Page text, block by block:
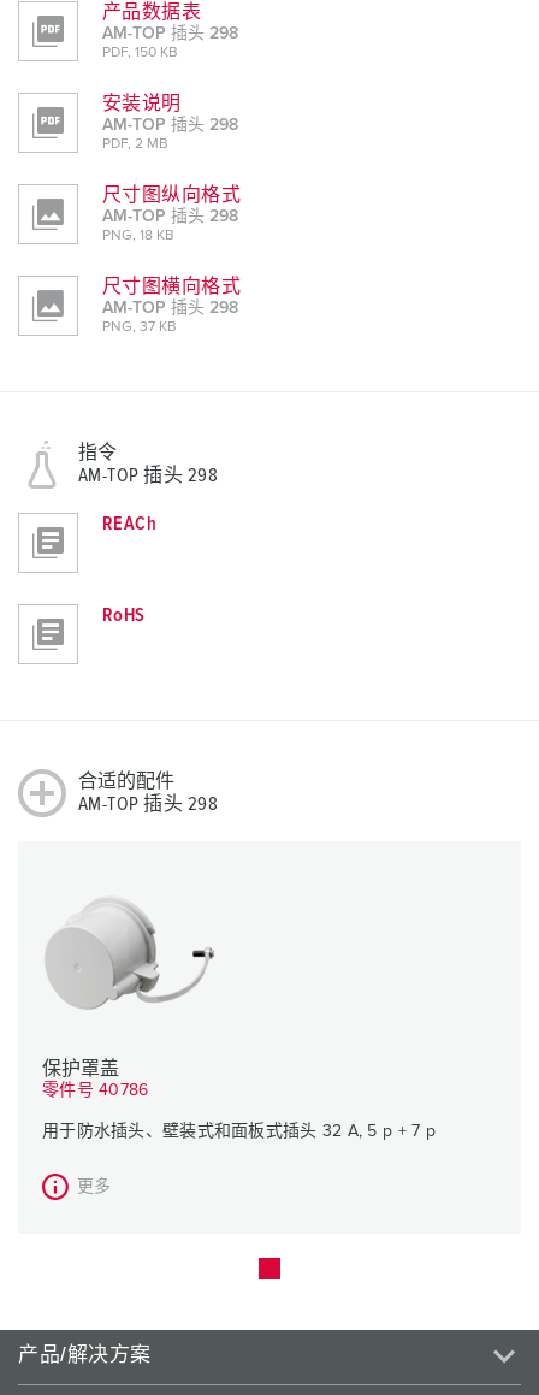
产品数据表
AM-TOP 插头 298
PDF, 150 KB
安装说明
AM-TOP 插头 298
PDF, 2 MB
尺寸图纵向格式
AM-TOP 插头 298
PNG, 18 KB
尺寸图横向格式
AM-TOP 插头 298
PNG, 37 KB
指令
AM-TOP 插头 298
REACh
RoHS
合适的配件
AM-TOP 插头 298
保护罩盖
零件号 40786
用于防水插头、壁装式和面板式插头 32 A, 5 p + 7 p
更多
产品/解决方案